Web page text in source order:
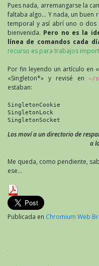
Pues nada, arremangarse la
faltaba algo… Y nada, un buen
temporal y así abrí uno o dos
bienvenida. Pero no es la
línea de comandos cada
recurso es para trabajos
Por fin leyendo un artículo en
«Singleton*» y revisé en~/
estaban:
SingletonCookie
SingletonLock
SingletonSocket
Los moví a un directorio de
a
Me queda, como pendiente,
ese…
Publicada en Chromium Web